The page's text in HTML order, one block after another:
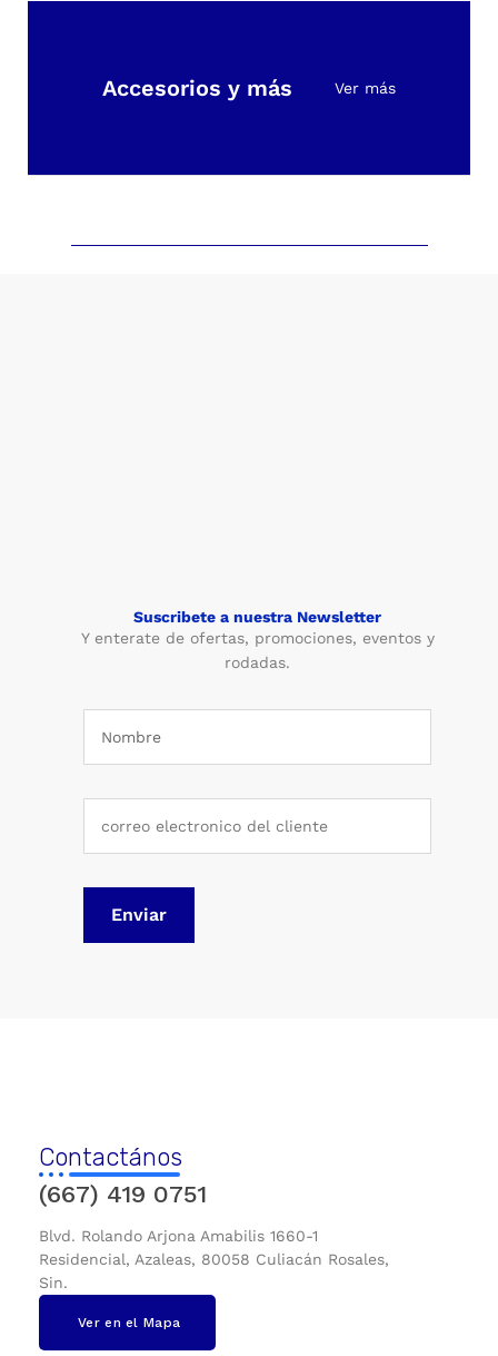
Accesorios y más Ver más
Suscribete a nuestra Newsletter
Y enterate de ofertas, promociones, eventos y
rodadas.
Contactános
(667) 419 0751
Blvd. Rolando Arjona Amabilis 1660-1
Residencial, Azaleas, 80058 Culiacán Rosales,
Sin.
Ver en el Mapa